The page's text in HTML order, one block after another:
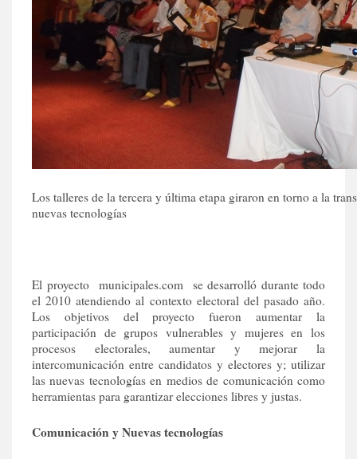
Los talleres de la tercera y última etapa giraron en torno a la
nuevas tecnologías
El proyecto municipales.com se desarrolló durante todo
el 2010 atendiendo al contexto electoral del pasado año.
Los objetivos del proyecto fueron aumentar la
participación de grupos vulnerables y mujeres en los
procesos electorales, aumentar y mejorar la
intercomunicación entre candidatos y electores y; utilizar
las nuevas tecnologías en medios de comunicación como
herramientas para garantizar elecciones libres y justas.
Comunicación y Nuevas tecnologías